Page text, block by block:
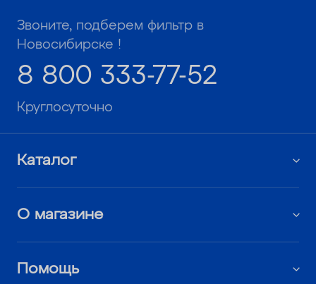
Звоните, подберем фильтр в
Новосибирске !
8 800 333-77-52
Круглосуточно
Каталог
О магазине
Помощь